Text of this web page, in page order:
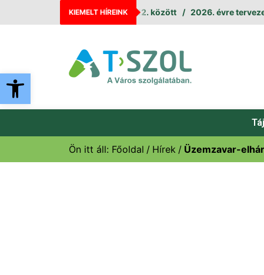
Eszköztár megnyitása
KIEMELT HÍREINK
leállás augusztus 11. és 12. között 2026. évre tervezett
Ön itt áll: Főoldal Hírek Üzemzavar-